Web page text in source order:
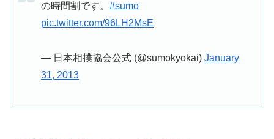
の時間割です。 #sumo
pic.twitter.com/96LH2MsE
— 日本相撲協会公式 (@sumokyokai) January
31, 2013